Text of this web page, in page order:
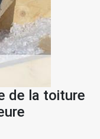
de la toiture